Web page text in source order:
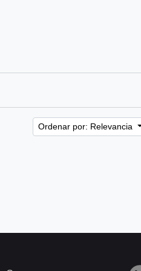
Ordenar por: Relevancia